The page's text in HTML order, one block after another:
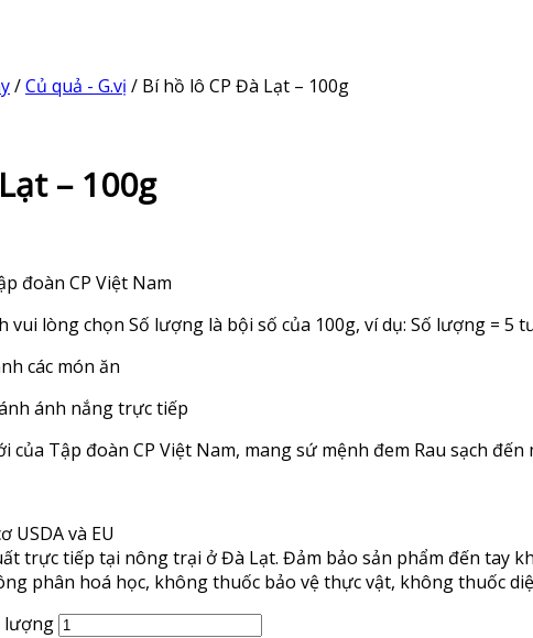
/Củ quả - G.vị / Bí hồ lô CP Đà Lạt – 100g
– 100g
đoàn CP Việt Nam
vui lòng chọn Số lượng là bội số của 100g, ví dụ: Số lượng = 5
các món ăn
ánh nắng trực tiếp
của Tập đoàn CP Việt Nam, mang sứ mệnh đem Rau sạch
USDA và EU
trực tiếp tại nông trại ở Đà Lạt. Đảm bảo sản phẩm đến tay
phân hoá học, không thuốc bảo vệ thực vật, không thuốc
lượng